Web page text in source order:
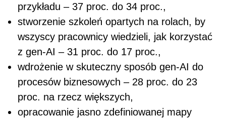
przykładu – 37 proc. do 34 proc.,
stworzenie szkoleń opartych na rolach, by
wszyscy pracownicy wiedzieli, jak korzystać
z gen-AI – 31 proc. do 17 proc.,
wdrożenie w skuteczny sposób gen-AI do
procesów biznesowych – 28 proc. do 23
proc. na rzecz większych,
opracowanie jasno zdefiniowanej mapy